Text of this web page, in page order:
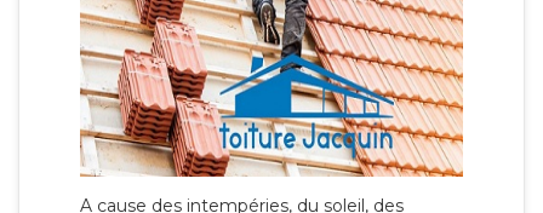
A cause des intempéries, du soleil, des